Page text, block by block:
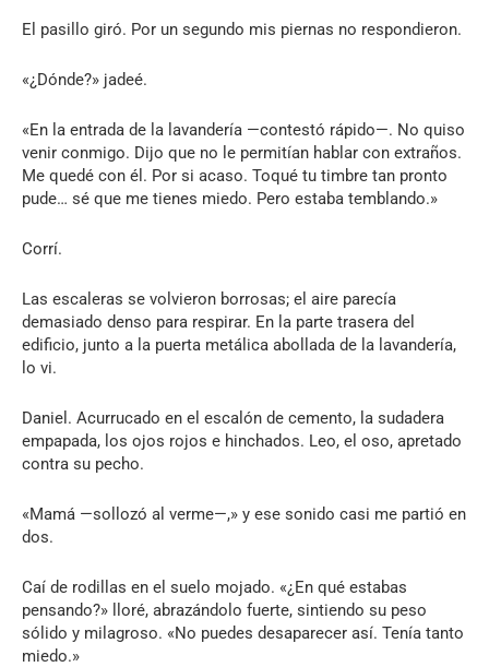
El pasillo giró. Por un segundo mis piernas no respondieron.
«¿Dónde?» jadeé.
«En la entrada de la lavandería —contestó rápido—. No quiso
venir conmigo. Dijo que no le permitían hablar con extraños.
Me quedé con él. Por si acaso. Toqué tu timbre tan pronto
pude… sé que me tienes miedo. Pero estaba temblando.»
Corrí.
Las escaleras se volvieron borrosas; el aire parecía
demasiado denso para respirar. En la parte trasera del
edificio, junto a la puerta metálica abollada de la lavandería,
lo vi.
Daniel. Acurrucado en el escalón de cemento, la sudadera
empapada, los ojos rojos e hinchados. Leo, el oso, apretado
contra su pecho.
«Mamá —sollozó al verme—,» y ese sonido casi me partió en
dos.
Caí de rodillas en el suelo mojado. «¿En qué estabas
pensando?» lloré, abrazándolo fuerte, sintiendo su peso
sólido y milagroso. «No puedes desaparecer así. Tenía tanto
miedo.»